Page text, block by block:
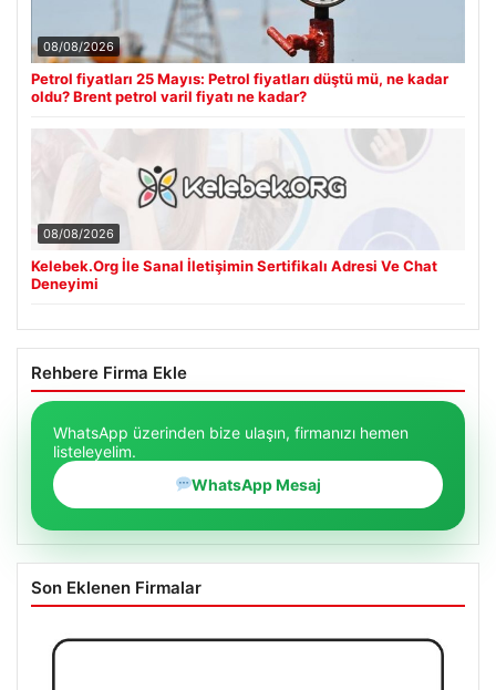
08/08/2026
Petrol fiyatları 25 Mayıs: Petrol fiyatları düştü mü, ne kadar
oldu? Brent petrol varil fiyatı ne kadar?
08/08/2026
Kelebek.Org İle Sanal İletişimin Sertifikalı Adresi Ve Chat
Deneyimi
Rehbere Firma Ekle
WhatsApp üzerinden bize ulaşın, firmanızı hemen
listeleyelim.
WhatsApp Mesaj
Son Eklenen Firmalar